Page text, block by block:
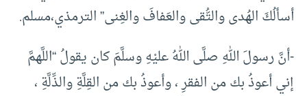
أسألُكَ الهُدى والتُّقى والعَفافَ والغِنى” الترمذي،مسلم.
-أنَّ رسولَ اللهِ صلَّى اللهُ عليْهِ وسلَّمَ كان يقولُ “اللَّهمَّ
إني أعوذُ بك من الفقرِ ، وأعوذُ بك من القِلَّةِ والذِّلَّةِ ،